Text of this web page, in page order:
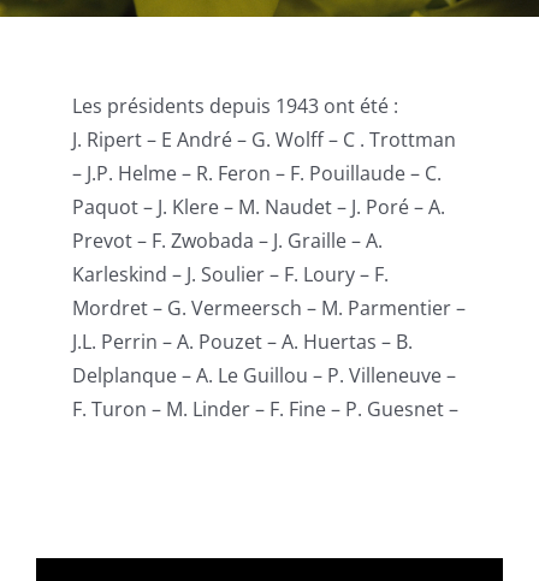
Les présidents depuis 1943 ont été :
J. Ripert – E André – G. Wolff – C . Trottman
– J.P. Helme – R. Feron – F. Pouillaude – C.
Paquot – J. Klere – M. Naudet – J. Poré – A.
Prevot – F. Zwobada – J. Graille – A.
Karleskind – J. Soulier – F. Loury – F.
Mordret – G. Vermeersch – M. Parmentier –
J.L. Perrin – A. Pouzet – A. Huertas – B.
Delplanque – A. Le Guillou – P. Villeneuve –
F. Turon – M. Linder – F. Fine – P. Guesnet –